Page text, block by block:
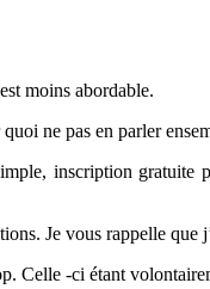
moins abordable.
ne pas en parler
inscription gratuite
Je vous rappelle que
Celle -ci étant